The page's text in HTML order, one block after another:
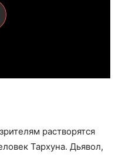
растворятся
Тархуна. Дьявол,